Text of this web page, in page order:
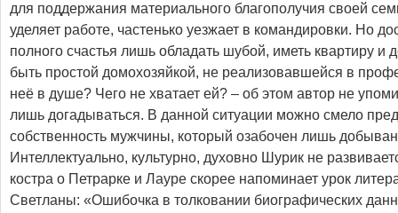
для поддержания материального благополучия своей
уделяет работе, частенько уезжает в командировки. Но
полного счастья лишь обладать шубой, иметь квартиру и
быть простой домохозяйкой, не реализовавшейся в
неё в душе? Чего не хватает ей? – об этом автор не
лишь догадываться. В данной ситуации можно смело
собственность мужчины, который озабочен лишь
Интеллектуально, культурно, духовно Шурик не
костра о Петрарке и Лауре скорее напоминает урок
Светланы: «Ошибочка в толковании биографических